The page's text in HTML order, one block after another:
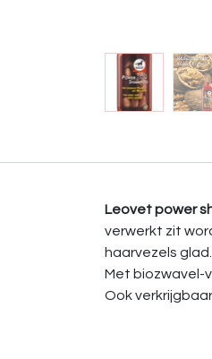
Leovet power
verwerkt zit
haarvezels glad.
Met biozwavel-
Ook